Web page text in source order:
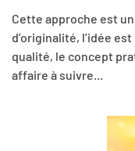
Cette approche est
d’originalité, l’idée
qualité, le concept
affaire à suivre...